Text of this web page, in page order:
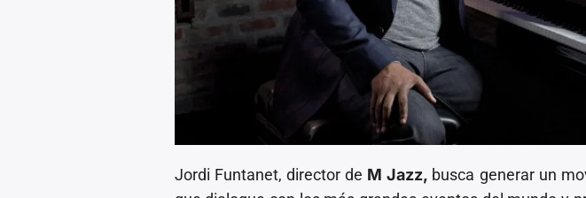
Jordi Funtanet, director de M Jazz, busca generar un